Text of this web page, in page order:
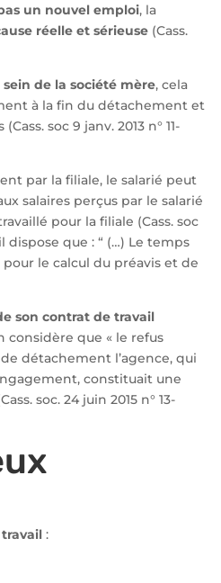
un nouvel emploi, la
réelle et sérieuse (Cass.
de la société mère, cela
à la fin du détachement et
soc 9 janv. 2013 n° 11-
par la filiale, le salarié peut
salaires perçus par le salarié
pour la filiale (Cass. soc
dispose que : “ (…) Le temps
le calcul du préavis et de
son contrat de travail
considère que « le refus
détachement l’agence, qui
constituait une
soc. 24 juin 2015 n° 13-
: